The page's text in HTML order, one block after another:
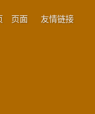
页面 友情链接